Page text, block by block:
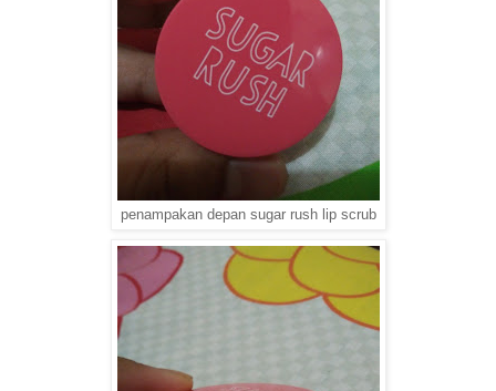
penampakan depan sugar rush lip scrub